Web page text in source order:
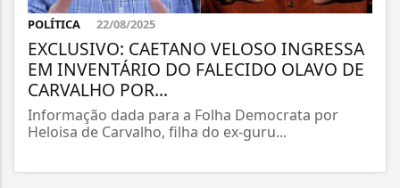
POLÍTICA 22/08/2025
EXCLUSIVO: CAETANO VELOSO INGRESSA
EM INVENTÁRIO DO FALECIDO OLAVO DE
CARVALHO POR...
Informação dada para a Folha Democrata por
Heloisa de Carvalho, filha do ex-guru...